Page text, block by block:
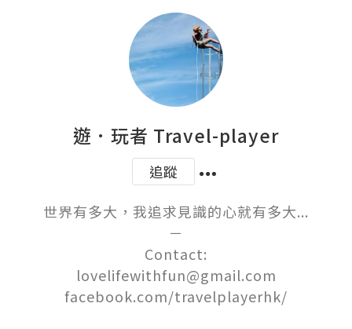
遊．玩者 Travel-player
追蹤
世界有多大，我追求見識的心就有多大...
－
Contact:
lovelifewithfun@gmail.com
facebook.com/travelplayerhk/